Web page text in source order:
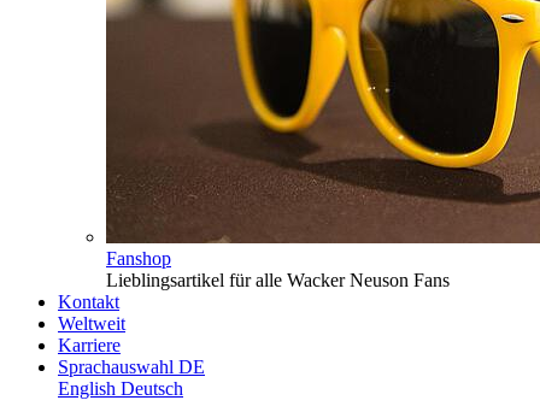
Fanshop
Lieblingsartikel für alle Wacker Neuson Fans
Kontakt
Weltweit
Karriere
Sprachauswahl DE
English Deutsch